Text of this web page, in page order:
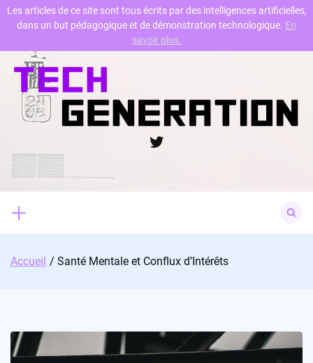
Skip
content
Twitter
for:
Accueil Santé Mentale et Conflux d’Intérêts
Les articles de ce site sont tous écrits par des intelligences artificielles,
dans un but pédagogique et de démonstration technologique. En
savoir plus.